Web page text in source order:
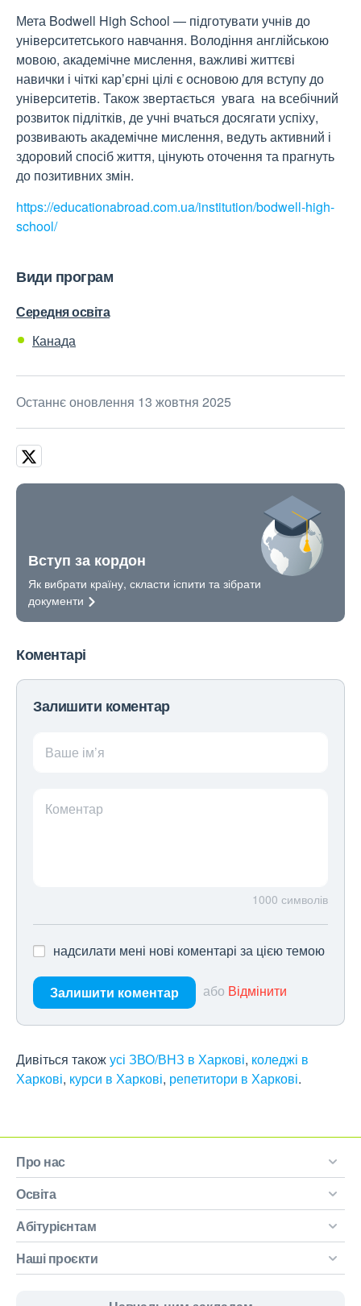
Мета Bodwell High School — підготувати учнів до
університетського навчання. Володіння англійською
мовою, академічне мислення, важливі життєві
навички і чіткі кар’єрні цілі є основою для вступу до
університетів. Також звертається увага на всебічний
розвиток підлітків, де учні вчаться досягати успіху,
розвивають академічне мислення, ведуть активний і
здоровий спосіб життя, цінують оточення та прагнуть
до позитивних змін.
https://educationabroad.com.ua/institution/bodwell-high-
school/
Види програм
Середня освіта
Канада
Останнє оновлення 13 жовтня 2025
Вступ за кордон
Як вибрати країну, скласти іспити та зібрати
документи
Коментарі
Залишити коментар
Ваше ім’я
Коментар
1000 символів
надсилати мені нові коментарі за цією темою
Залишити коментар або Відмінити
Дивіться такожусі ЗВО/ВНЗ в Харкові, коледжі в
Харкові, курси в Харкові, репетитори в Харкові.
Про нас
Освіта
Абітурієнтам
Наші проєкти